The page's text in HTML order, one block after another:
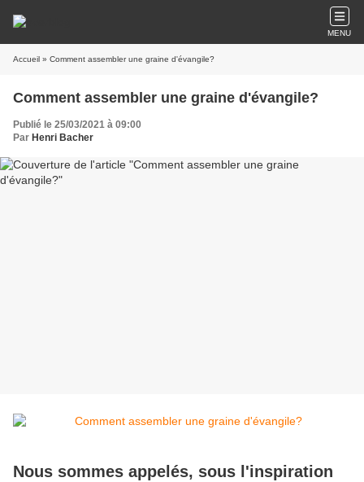
MENU
Accueil » Comment assembler une graine d'évangile?
Comment assembler une graine d'évangile?
Publié le 25/03/2021 à 09:00
Par Henri Bacher
Nous sommes appelés, sous l'inspiration